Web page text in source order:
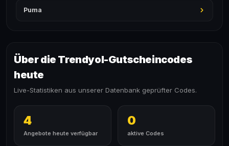
Puma
Über die Trendyol-Gutscheincodes
heute
Live-Statistiken aus unserer Datenbank geprüfter Codes.
4
Angebote heute verfügbar
0
aktive Codes